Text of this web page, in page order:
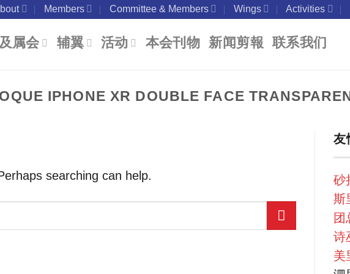
Members Committee & Members Wings Activities
属会 辅翼 活动 本会刊物 新闻剪報 联系我们
IPHONE XR DOUBLE FACE
searching can help.
友
砂
斯
团
诗
美